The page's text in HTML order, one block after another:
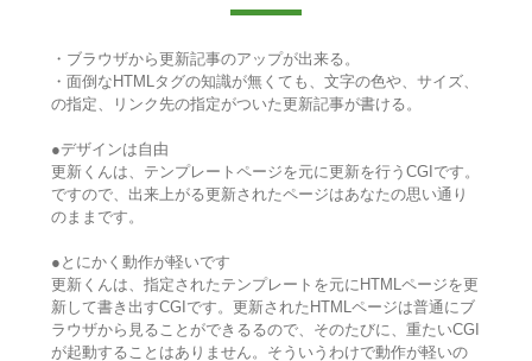
・ブラウザから更新記事のアップが出来る。
・面倒なHTMLタグの知識が無くても、文字の色や、サイズ、
の指定、リンク先の指定がついた更新記事が書ける。
●デザインは自由
更新くんは、テンプレートページを元に更新を行うCGIです。
ですので、出来上がる更新されたページはあなたの思い通り
のままです。
●とにかく動作が軽いです
更新くんは、指定されたテンプレートを元にHTMLページを更
新して書き出すCGIです。更新されたHTMLページは普通にブ
ラウザから見ることができるるので、そのたびに、重たいCGI
が起動することはありません。そういうわけで動作が軽いの